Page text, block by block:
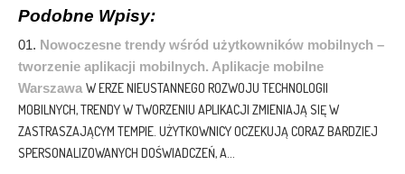
Podobne Wpisy:
Nowoczesne trendy wśród użytkowników mobilnych –
tworzenie aplikacji mobilnych. Aplikacje mobilne
Warszawa W ERZE NIEUSTANNEGO ROZWOJU TECHNOLOGII
MOBILNYCH, TRENDY W TWORZENIU APLIKACJI ZMIENIAJĄ SIĘ W
ZASTRASZAJĄCYM TEMPIE. UŻYTKOWNICY OCZEKUJĄ CORAZ BARDZIEJ
SPERSONALIZOWANYCH DOŚWIADCZEŃ, A...